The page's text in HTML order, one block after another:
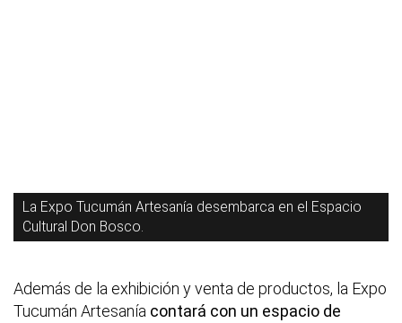
La Expo Tucumán Artesanía desembarca en el Espacio
Cultural Don Bosco.
Además de la exhibición y venta de productos, la Expo
Tucumán Artesanía contará con un espacio de